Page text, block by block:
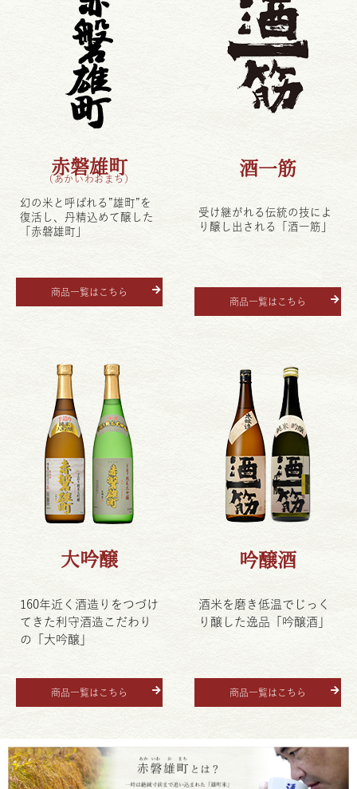
赤磐雄町
（あかいわおまち）
幻の米と呼ばれる”雄町”を
復活し、丹精込めて醸した
「赤磐雄町」
商品一覧はこちら
酒一筋
受け継がれる伝統の技によ
り醸し出される「酒一筋」
商品一覧はこちら
大吟醸
160年近く酒造りをつづけ
てきた利守酒造こだわり
の「大吟醸」
商品一覧はこちら
吟醸酒
酒米を磨き低温でじっく
り醸した逸品「吟醸酒」
商品一覧はこちら